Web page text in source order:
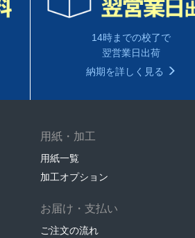
14時までの校了で
翌営業日出荷
納期を詳しく見る
用紙・加工
用紙一覧
加工オプション
お届け・支払い
ご注文の流れ